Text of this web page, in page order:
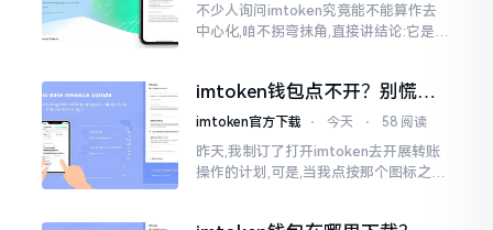
不少人询问imtoken究竟能不能算作去
中心化,咱不拐弯抹角,直接讲结论:它是一
imtoken钱包点不开？别慌，
试试这几招
imtoken官方下载 ⋅ 今天 ⋅ 58 阅读
昨天,我制订了打开imtoken去开展转账
操作的计划,可是,当我点按那个图标之后,